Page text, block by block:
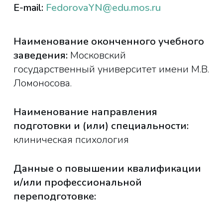
E-mail: FedorovaYN@edu.mos.ru
Наименование оконченного учебного
заведения: Московский
государственный университет имени М.В.
Ломоносова.
Наименование направления
подготовки и (или) специальности:
клиническая психология
Данные о повышении квалификации
и/или профессиональной
переподготовке: